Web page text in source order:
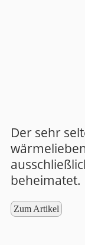
Der sehr
beheimatet.
Zum Artikel